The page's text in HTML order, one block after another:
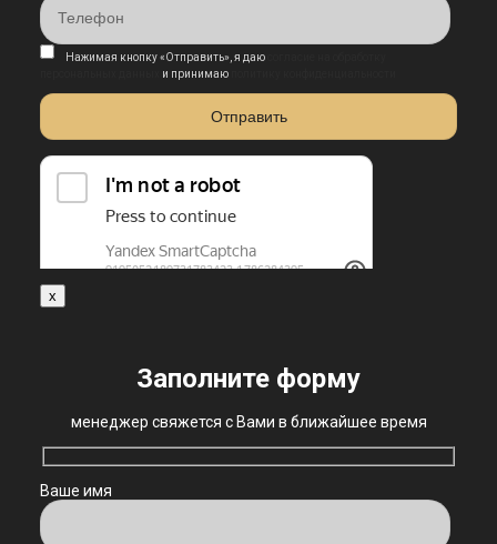
Нажимая кнопку «Отправить», я даю
и принимаю
x
Заполните форму
менеджер свяжется с Вами в ближайшее время
Ваше имя